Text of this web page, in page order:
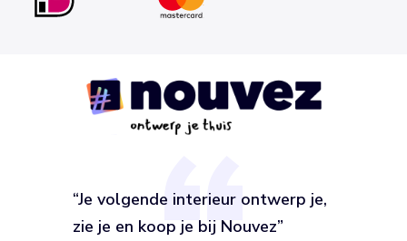
“Je volgende interieur ontwerp je,
zie je en koop je bij Nouvez”